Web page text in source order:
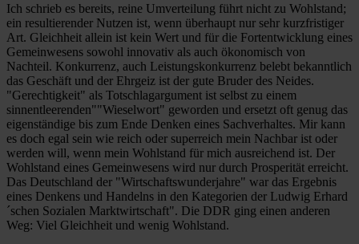
Ich schrieb es bereits, reine Umverteilung führt nicht zu Wohlstand;
ein resultierender Nutzen ist, wenn überhaupt nur sehr kurzfristiger
Art. Gleichheit allein ist kein Wert und für die Fortentwicklung eines
Gemeinwesens sowohl innovativ als auch ökonomisch von
Nachteil. Konkurrenz, auch Leistungskonkurrenz belebt bekanntlich
das Geschäft und der Ehrgeiz ist der gute Bruder des Neides.
"Gerechtigkeit" als Totschlagargument ist selbst zu einem
sinnentleerenden""Wieselwort" geworden und ersetzt oft genug das
eigenständige bis zum Ende Denken eines Sachverhaltes. Mir kann
es doch egal sein wie reich oder superreich mein Nachbar ist oder
werden will, wenn mein Wohlstand für mich ausreichend ist. Der
Wohlstand eines Gemeinwesens wird nur durch Prosperität erreicht.
Das Deutschland der "Wirtschaftswunderjahre" war das Ergebnis
eines Denkens und Handelns in den Kategorien der Ludwig Erhard
´schen Sozialen Marktwirtschaft". Die DDR ging einen anderen
Weg: Viel Gleichheit und wenig Wohlstand.